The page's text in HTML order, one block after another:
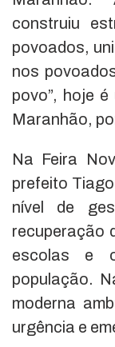
construiu
povoados,
nos
povo”, hoje
Maranhão,
Na Feira
prefeito
nível de
recuperação
escolas e
população.
moderna
urgência e